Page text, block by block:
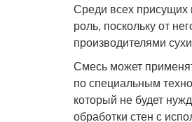
Среди всех присущих
роль, поскольку от
производителями
Смесь может
по специальным
который не будет
обработки стен с